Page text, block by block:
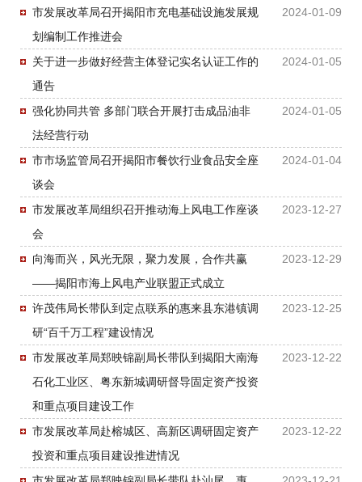
2024-01-09
市发展改革局召开揭阳市充电基础设施发展规
划编制工作推进会
2024-01-05
关于进一步做好经营主体登记实名认证工作的
通告
2024-01-05
强化协同共管 多部门联合开展打击成品油非
法经营行动
2024-01-04
市市场监管局召开揭阳市餐饮行业食品安全座
谈会
2023-12-27
市发展改革局组织召开推动海上风电工作座谈
会
2023-12-29
向海而兴，风光无限，聚力发展，合作共赢
——揭阳市海上风电产业联盟正式成立
2023-12-25
许茂伟局长带队到定点联系的惠来县东港镇调
研“百千万工程”建设情况
2023-12-22
市发展改革局郑映锦副局长带队到揭阳大南海
石化工业区、粤东新城调研督导固定资产投资
和重点项目建设工作
2023-12-22
市发展改革局赴榕城区、高新区调研固定资产
投资和重点项目建设推进情况